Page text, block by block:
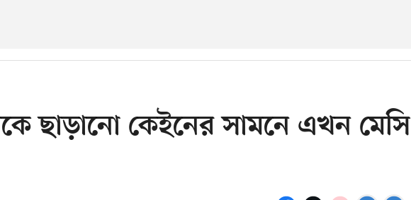
ছাড়ানো কেইনের সামনে এখন মেসি